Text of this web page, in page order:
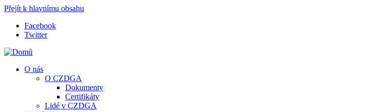
Přejít k hlavnímu obsahu
Facebook
Twitter
O nás
O CZDGA
Dokumenty
Certifikáty
Lidé v CZDGA